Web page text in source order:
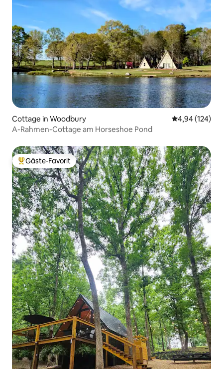
Cottage in Woodbury
4,94 (124)
A-Rahmen-Cottage am Horseshoe Pond
Beliebter Gäste-Favorit.
Gäste-Favorit